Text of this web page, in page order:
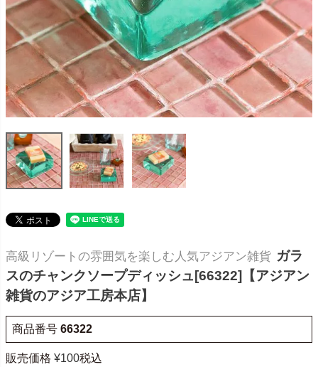
高級リゾートの雰囲気を楽しむ人気アジアン雑貨 ガラ
スのチャンクソープディッシュ[66322]【アジアン
雑貨のアジア工房本店】
商品番号 66322
販売価格 ¥100税込